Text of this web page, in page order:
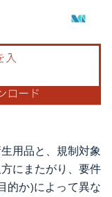
表示が必要です。
用品と、規制対象
にまたがり、要件
的か)によって異な